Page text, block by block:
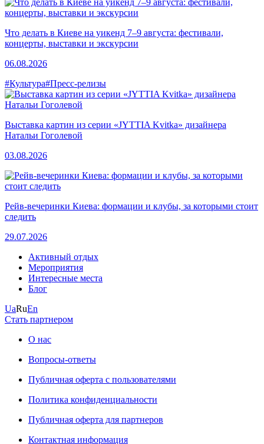
Что делать в Киеве на уикенд 7–9 августа: фестивали,
концерты, выставки и экскурсии
06.08.2026
#Культура#Пресс-релизы
Выставка картин из серии «JYTTIA Kvitka» дизайнера
Натальи Гоголевой
03.08.2026
Рейв-вечеринки Киева: формации и клубы, за которыми стоит
следить
29.07.2026
Активный отдых
Мероприятия
Интересные места
Блог
UaRuEn
Стать партнером
О нас
Вопросы-ответы
Публичная оферта с пользователями
Политика конфиденциальности
Публичная оферта для партнеров
Контактная информация